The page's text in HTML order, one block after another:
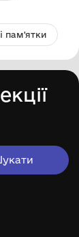
пам'ятки